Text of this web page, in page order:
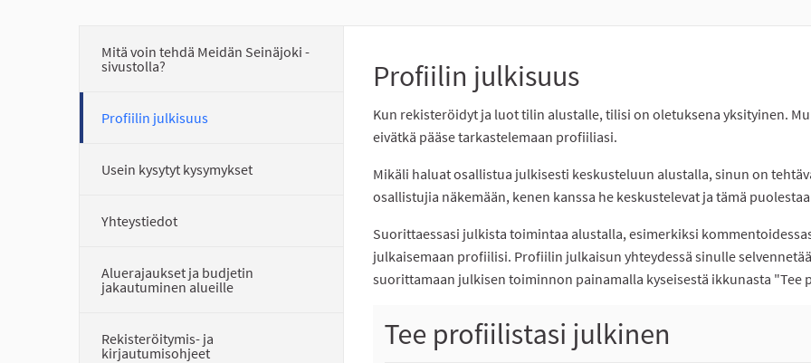
Mitä voin tehdä Meidän Seinäjoki -
sivustolla?
Profiilin julkisuus
Usein kysytyt kysymykset
Yhteystiedot
Aluerajaukset ja budjetin
jakautuminen alueille
Rekisteröitymis- ja
kirjautumisohjeet
Profiilin julkisuus
Kun rekisteröidyt ja luot tilin alustalle, tilisi on oletuksena yksityinen.
eivätkä pääse tarkastelemaan profiiliasi.
Mikäli haluat osallistua julkisesti keskusteluun alustalla, sinun on
osallistujia näkemään, kenen kanssa he keskustelevat ja tämä
Suorittaessasi julkista toimintaa alustalla, esimerkiksi
julkaisemaan profiilisi. Profiilin julkaisun yhteydessä sinulle
suorittamaan julkisen toiminnon painamalla kyseisestä ikkunasta